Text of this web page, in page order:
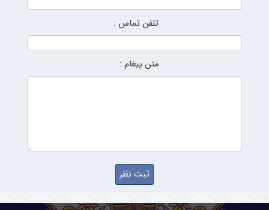
تلفن تماس :
متن پیغام :